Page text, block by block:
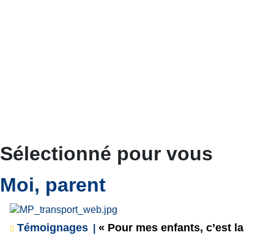
Sélectionné pour vous
Moi, parent
Témoignages
« Pour mes enfants, c’est la